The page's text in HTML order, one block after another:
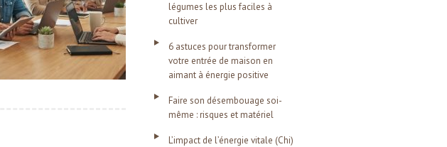
légumes les plus faciles à
cultiver
6 astuces pour transformer
votre entrée de maison en
aimant à énergie positive
Faire son désembouage soi-
même : risques et matériel
L’impact de l’énergie vitale (Chi)